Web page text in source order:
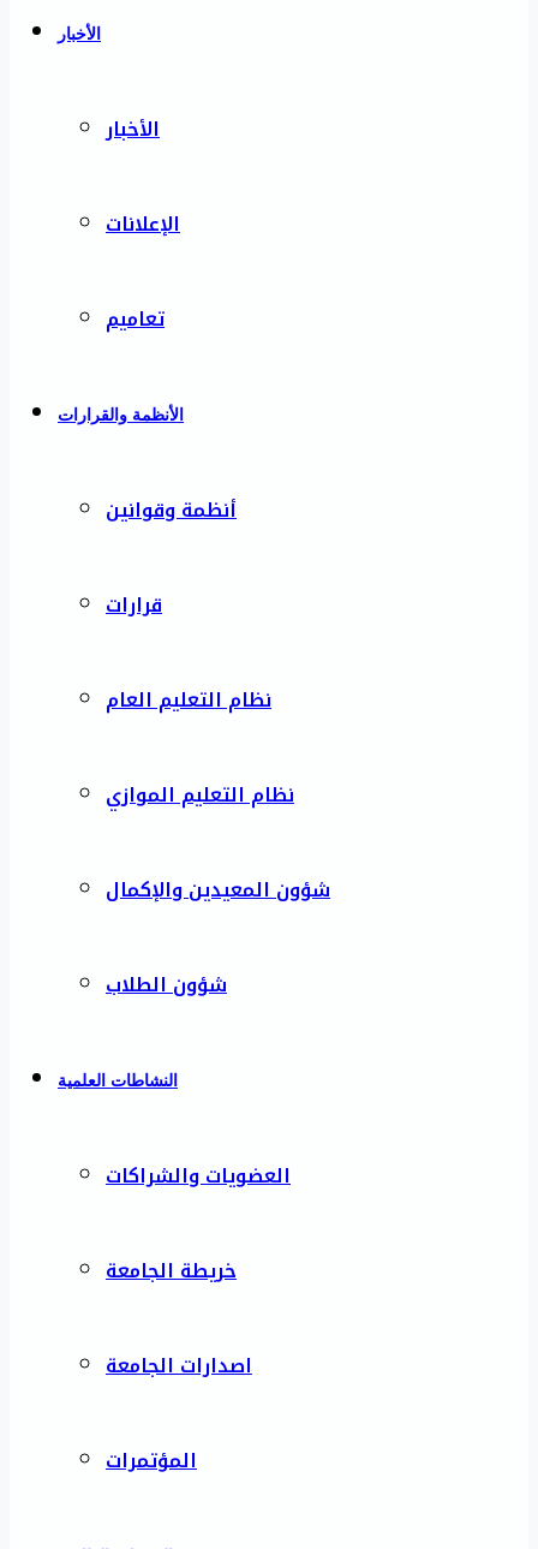
الأخبار
الأخبار
الإعلانات
تعاميم
الأنظمة والقرارات
أنظمة وقوانين
قرارات
نظام التعليم العام
نظام التعليم الموازي
شؤون المعيدين والإكمال
شؤون الطلاب
النشاطات العلمية
العضويات والشراكات
خريطة الجامعة
اصدارات الجامعة
المؤتمرات